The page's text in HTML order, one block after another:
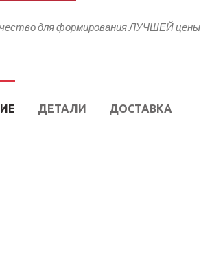
для формирования ЛУЧШЕЙ цены
ДЕТАЛИ ДОСТАВКА